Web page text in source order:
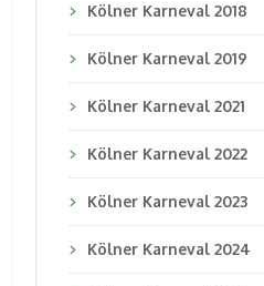
Kölner Karneval 2018
Kölner Karneval 2019
Kölner Karneval 2021
Kölner Karneval 2022
Kölner Karneval 2023
Kölner Karneval 2024